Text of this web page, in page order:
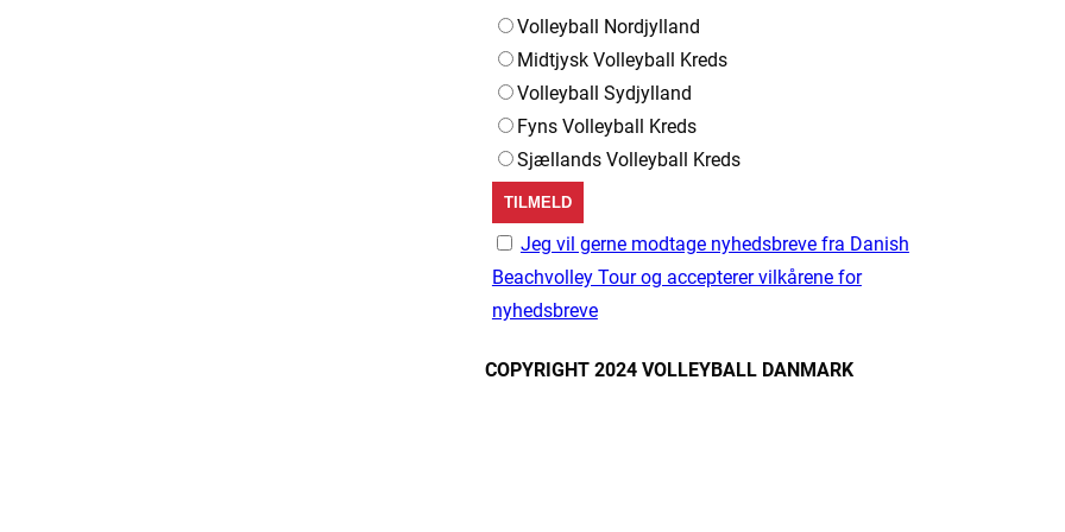
Volleyball Nordjylland
Midtjysk Volleyball Kreds
Volleyball Sydjylland
Fyns Volleyball Kreds
Sjællands Volleyball Kreds
Jeg vil gerne modtage nyhedsbreve fra Danish
Beachvolley Tour og accepterer vilkårene for
nyhedsbreve
COPYRIGHT 2024 VOLLEYBALL DANMARK